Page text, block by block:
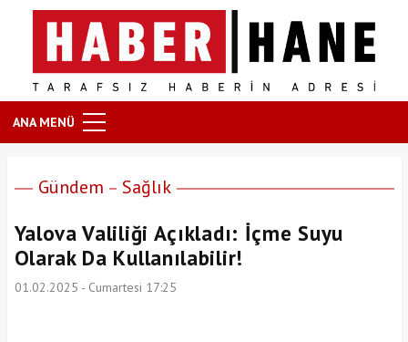
ANA MENÜ
Gündem Sağlık
Yalova Valiliği Açıkladı: İçme Suyu
Olarak Da Kullanılabilir!
01.02.2025 - Cumartesi 17:25